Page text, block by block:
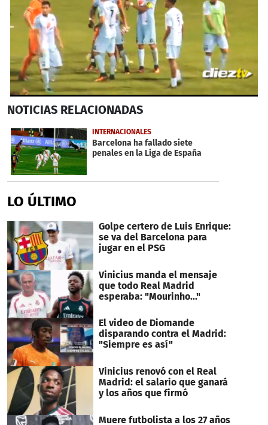
seconds
1
minute,
13
seconds
NOTICIAS RELACIONADAS
INTERNACIONALES
Barcelona ha fallado siete
penales en la Liga de España
LO ÚLTIMO
Golpe certero de Luis Enrique:
se va del Barcelona para
jugar en el PSG
Vinicius manda el mensaje
que todo Real Madrid
esperaba: "Mourinho..."
El video de Diomande
disparando contra el Madrid:
"Siempre es así"
Vinicius renovó con el Real
Madrid: el salario que ganará
y los años que firmó
Muere futbolista a los 27 años